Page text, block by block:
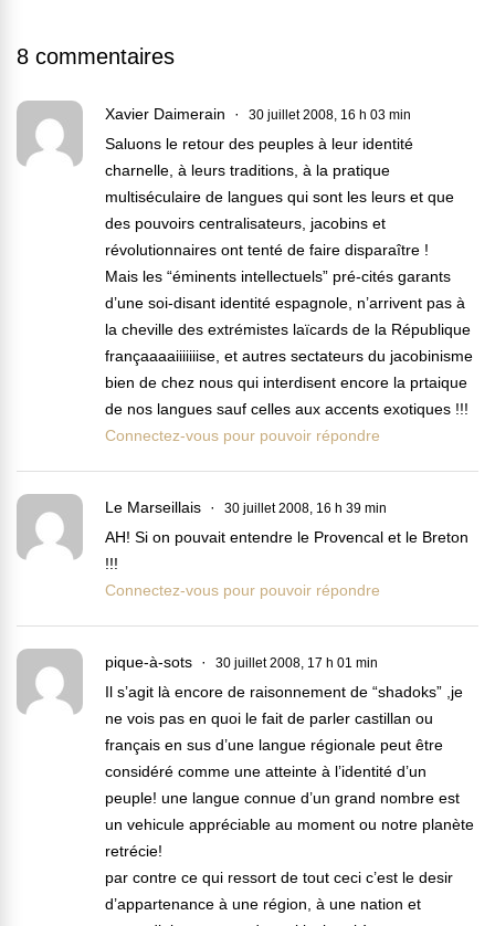
8 commentaires
Xavier Daimerain 30 juillet 2008, 16 h 03 min
Saluons le retour des peuples à leur identité
charnelle, à leurs traditions, à la pratique
multiséculaire de langues qui sont les leurs et que
des pouvoirs centralisateurs, jacobins et
révolutionnaires ont tenté de faire disparaître !
Mais les “éminents intellectuels” pré-cités garants
d’une soi-disant identité espagnole, n’arrivent pas à
la cheville des extrémistes laïcards de la République
françaaaaiiiiiiise, et autres sectateurs du jacobinisme
bien de chez nous qui interdisent encore la prtaique
de nos langues sauf celles aux accents exotiques !!!
Connectez-vous pour pouvoir répondre
Le Marseillais 30 juillet 2008, 16 h 39 min
AH! Si on pouvait entendre le Provencal et le Breton
!!!
Connectez-vous pour pouvoir répondre
pique-à-sots 30 juillet 2008, 17 h 01 min
Il s’agit là encore de raisonnement de “shadoks” ,je
ne vois pas en quoi le fait de parler castillan ou
français en sus d’une langue régionale peut être
considéré comme une atteinte à l’identité d’un
peuple! une langue connue d’un grand nombre est
un vehicule appréciable au moment ou notre planète
retrécie!
par contre ce qui ressort de tout ceci c’est le desir
d’appartenance à une région, à une nation et